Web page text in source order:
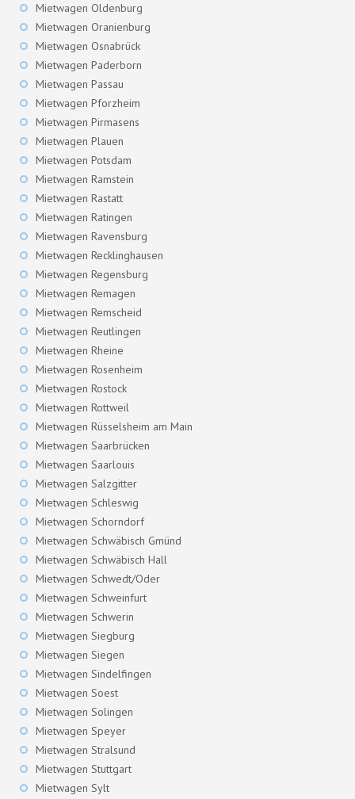
Mietwagen Oldenburg
Mietwagen Oranienburg
Mietwagen Osnabrück
Mietwagen Paderborn
Mietwagen Passau
Mietwagen Pforzheim
Mietwagen Pirmasens
Mietwagen Plauen
Mietwagen Potsdam
Mietwagen Ramstein
Mietwagen Rastatt
Mietwagen Ratingen
Mietwagen Ravensburg
Mietwagen Recklinghausen
Mietwagen Regensburg
Mietwagen Remagen
Mietwagen Remscheid
Mietwagen Reutlingen
Mietwagen Rheine
Mietwagen Rosenheim
Mietwagen Rostock
Mietwagen Rottweil
Mietwagen Rüsselsheim am Main
Mietwagen Saarbrücken
Mietwagen Saarlouis
Mietwagen Salzgitter
Mietwagen Schleswig
Mietwagen Schorndorf
Mietwagen Schwäbisch Gmünd
Mietwagen Schwäbisch Hall
Mietwagen Schwedt/Oder
Mietwagen Schweinfurt
Mietwagen Schwerin
Mietwagen Siegburg
Mietwagen Siegen
Mietwagen Sindelfingen
Mietwagen Soest
Mietwagen Solingen
Mietwagen Speyer
Mietwagen Stralsund
Mietwagen Stuttgart
Mietwagen Sylt